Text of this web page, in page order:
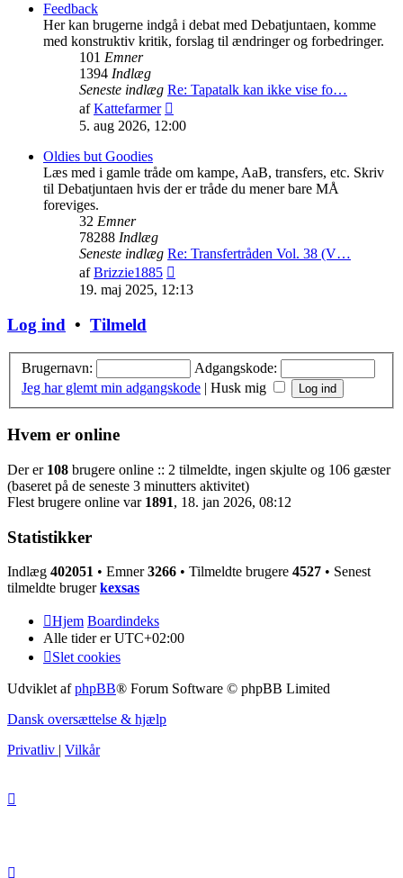
Feedback
Her kan brugerne indgå i debat med Debatjuntaen, komme
med konstruktiv kritik, forslag til ændringer og forbedringer.
101 Emner
1394 Indlæg
Seneste indlæg Re: Tapatalk kan ikke vise fo…
afKattefarmer
det
5. aug 2026, 12:00
Oldies but Goodies
Læs med i gamle tråde om kampe, AaB, transfers, etc. Skriv
til Debatjuntaen hvis der er tråde du mener bare MÅ
foreviges.
32 Emner
78288 Indlæg
Seneste indlæg Re: Transfertråden Vol. 38 (V…
afBrizzie1885
det
19. maj 2025, 12:13
Log ind • Tilmeld
Brugernavn:
Adgangskode:
Jeg har glemt min adgangskode | Husk mig
Hvem er online
Der er 108 brugere online :: 2 tilmeldte, ingen skjulte og 106 gæster
(baseret på de seneste 3 minutters aktivitet)
Flest brugere online var 1891, 18. jan 2026, 08:12
Statistikker
Indlæg 402051 • Emner3266 • Tilmeldte brugere 4527 • Senest
tilmeldte brugerkexsas
Hjem Boardindeks
Alle tider erUTC+02:00
Slet cookies
Udviklet afphpBB® Forum Software © phpBB Limited
Dansk oversættelse & hjælp
Privatliv | Vilkår